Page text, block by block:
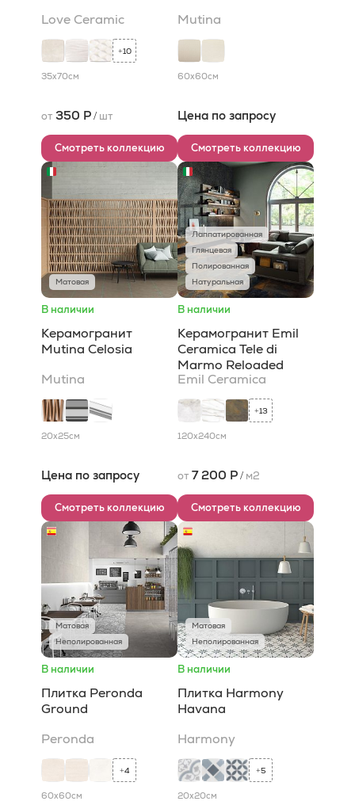
Love Ceramic
+10
35x70см
от 350 Р/ шт
Смотреть коллекцию
Mutina
60x60см
Цена по запросу
Смотреть коллекцию
Матовая
В наличии
Керамогранит
Mutina Celosia
Mutina
20x25см
Цена по запросу
Смотреть коллекцию
Лаппатированная
Глянцевая
Полированная
Натуральная
В наличии
Керамогранит Emil
Ceramica Tele di
Marmo Reloaded
Emil Ceramica
+13
120x240см
от 7 200 Р/ м2
Смотреть коллекцию
Матовая
Неполированная
В наличии
Плитка Peronda
Ground
Peronda
+4
60x60см
Матовая
Неполированная
В наличии
Плитка Harmony
Havana
Harmony
+5
20x20см